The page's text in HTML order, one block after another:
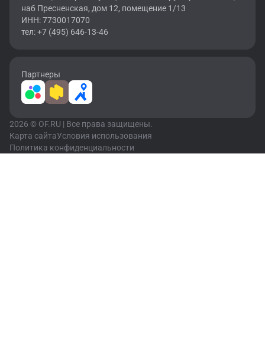
наб Пресненская, дом 12, помещение 1/13
ИНН: 7730017070
тел: +7 (495) 646-13-46
Партнеры
2026 © OF.RU | Все права защищены.
Карта сайтаУсловия использования
Политика конфиденциальности